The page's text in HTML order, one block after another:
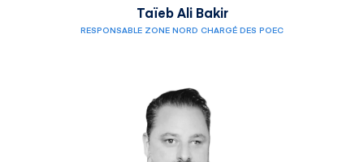
Taïeb Ali Bakir
RESPONSABLE ZONE NORD CHARGÉ DES POEC